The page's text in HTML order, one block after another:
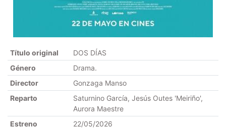
Título original
DOS DÍAS
Género
Drama.
Director
Gonzaga Manso
Reparto
Saturnino García, Jesús Outes 'Meiriño',
Aurora Maestre
Estreno
22/05/2026